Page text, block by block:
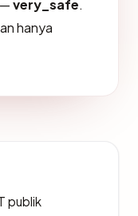
—very_safe.
hanya
publik